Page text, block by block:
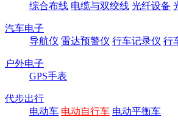
综合布线 电缆与双绞线 光纤设备
汽车电子
导航仪 雷达预警仪 行车记录仪 行
户外电子
GPS手表
代步出行
电动车 电动自行车 电动平衡车